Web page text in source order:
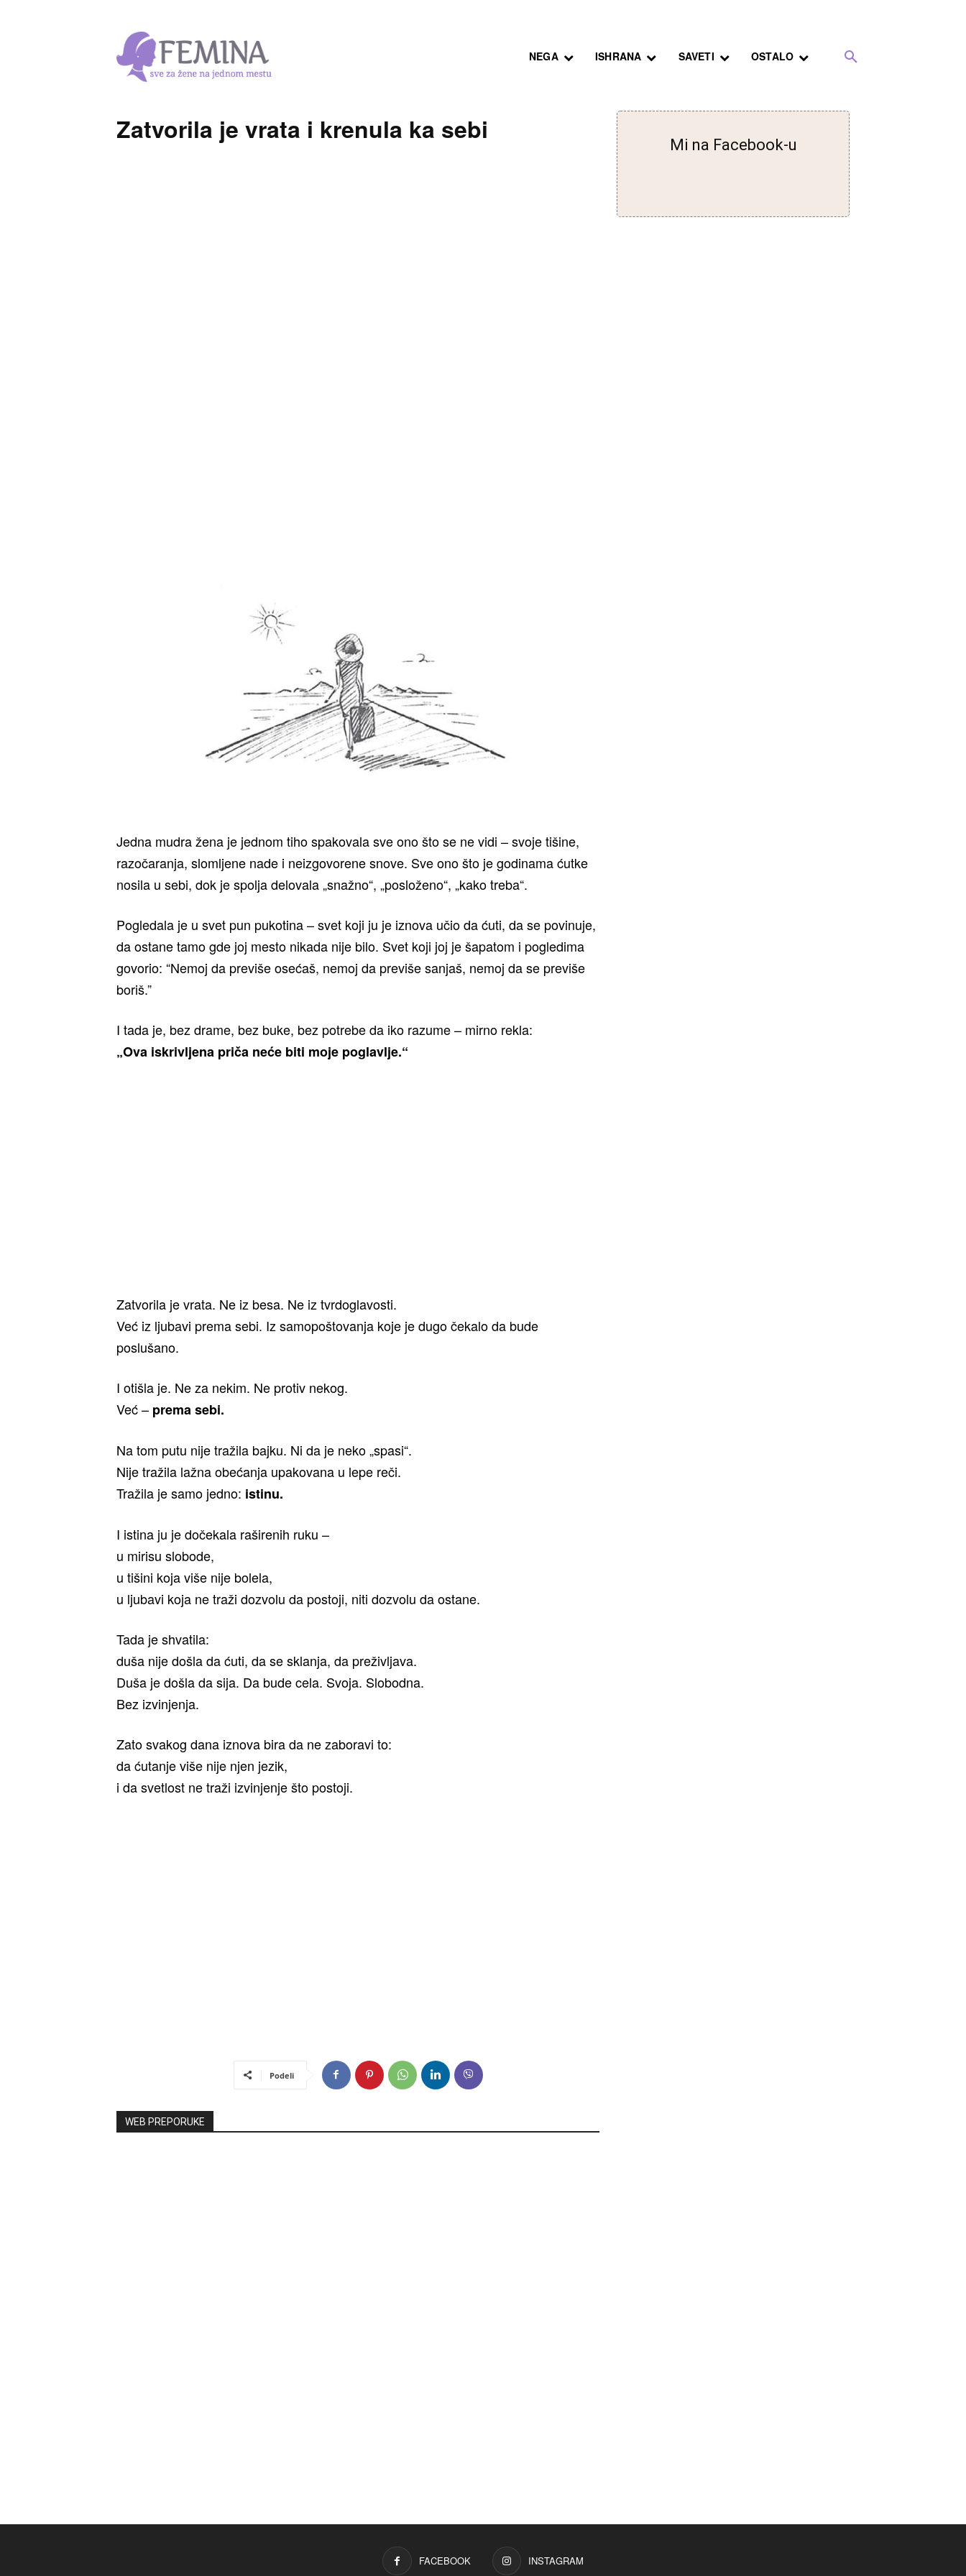
NEGA ISHRANA SAVETI OSTALO
Zatvorila je vrata i krenula ka sebi
Jedna mudra žena je jednom tiho spakovala sve ono što se ne vidi – svoje tišine,
razočaranja, slomljene nade i neizgovorene snove. Sve ono što je godinama ćutke
nosila u sebi, dok je spolja delovala „snažno“, „posloženo“, „kako treba“.
Pogledala je u svet pun pukotina – svet koji ju je iznova učio da ćuti, da se povinuje,
da ostane tamo gde joj mesto nikada nije bilo. Svet koji joj je šapatom i pogledima
govorio: “Nemoj da previše osećaš, nemoj da previše sanjaš, nemoj da se previše
boriš.”
I tada je, bez drame, bez buke, bez potrebe da iko razume – mirno rekla:
„Ova iskrivljena priča neće biti moje poglavlje.“
Zatvorila je vrata. Ne iz besa. Ne iz tvrdoglavosti.
Već iz ljubavi prema sebi. Iz samopoštovanja koje je dugo čekalo da bude
poslušano.
I otišla je. Ne za nekim. Ne protiv nekog.
Već – prema sebi.
Na tom putu nije tražila bajku. Ni da je neko „spasi“.
Nije tražila lažna obećanja upakovana u lepe reči.
Tražila je samo jedno: istinu.
I istina ju je dočekala raširenih ruku –
u mirisu slobode,
u tišini koja više nije bolela,
u ljubavi koja ne traži dozvolu da postoji, niti dozvolu da ostane.
Tada je shvatila:
duša nije došla da ćuti, da se sklanja, da preživljava.
Duša je došla da sija. Da bude cela. Svoja. Slobodna.
Bez izvinjenja.
Zato svakog dana iznova bira da ne zaboravi to:
da ćutanje više nije njen jezik,
i da svetlost ne traži izvinjenje što postoji.
Podeli
WEB PREPORUKE
Mi na Facebook-u
FACEBOOK INSTAGRAM